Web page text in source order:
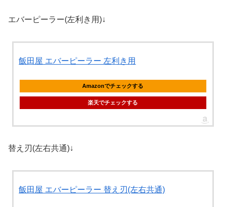
エバーピーラー(左利き用)↓
飯田屋 エバーピーラー 左利き用
Amazonでチェックする
楽天でチェックする
替え刃(左右共通)↓
飯田屋 エバーピーラー 替え刃(左右共通)